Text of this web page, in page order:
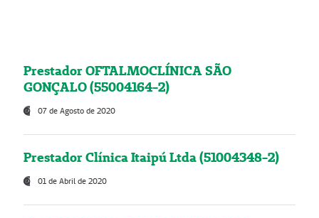
Prestador OFTALMOCLÍNICA SÃO
GONÇALO (55004164-2)
07 de Agosto de 2020
Prestador Clínica Itaipú Ltda (51004348-2)
01 de Abril de 2020